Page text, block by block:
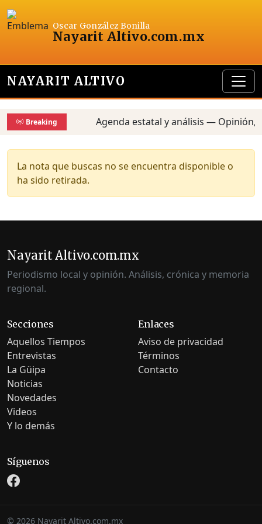
Oscar González Bonilla
Nayarit Altivo.com.mx
NAYARIT ALTIVO
Breaking Agenda estatal y análisis —
La nota que buscas no se encuentra disponible o
ha sido retirada.
Nayarit Altivo.com.mx
Periodismo local y opinión. Análisis, crónica y memoria
regional.
Secciones
Aquellos Tiempos
Entrevistas
La Güipa
Noticias
Novedades
Videos
Y lo demás
Enlaces
Aviso de privacidad
Términos
Contacto
Síguenos
© 2026 Nayarit Altivo.com.mx